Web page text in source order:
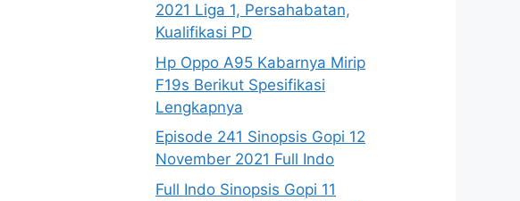
2021 Liga 1, Persahabatan,
Kualifikasi PD
Hp Oppo A95 Kabarnya Mirip
F19s Berikut Spesifikasi
Lengkapnya
Episode 241 Sinopsis Gopi 12
November 2021 Full Indo
Full Indo Sinopsis Gopi 11